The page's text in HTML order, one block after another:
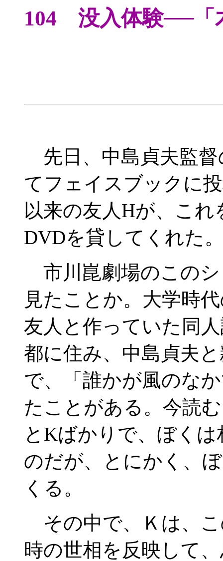
104 没入体験──
先日、中島貞夫監督
てフェイスブックに
以来の友人Hが、こ
DVDを貸してくれた
市川崑劇場のこの
見たことか。大学時
友人と作っていた同
都に住み、中島貞夫
で、「誰かが風のな
たことがある。今読
とKばかりで、ぼく
のだが、とにかく、
くる。
その中で、Ｋは、
時の世相を反映して